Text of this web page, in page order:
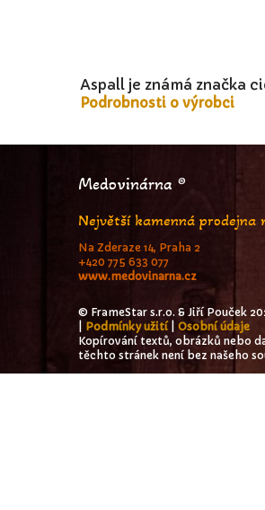
Aspall je známá značka
Podrobnosti o výrobci
Medovinárna ®
Největší kamenná prodejna
Na Zderaze 14, Praha 2
+420 775 633 077
www.medovinarna.cz
© FrameStar s.r.o. & Jiří Pouček
Podmínky užití| Osobní údaje
Kopírování textů, obrázků nebo
těchto stránek není bez našeho